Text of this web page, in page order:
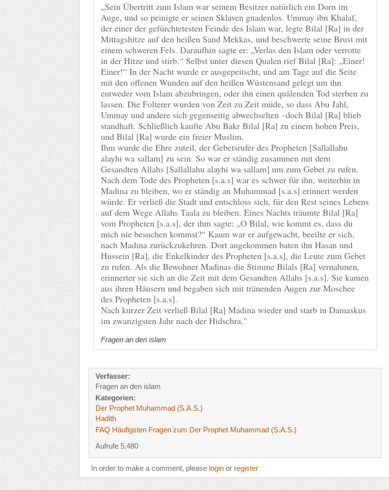
„Sein Übertritt zum Islam war seinem Besitzer natürlich ein Dorn im
Auge, und so peinigte er seinen Sklaven gnadenlos. Ummay ibn Khalaf,
der einer der gefürchtetesten Feinde des Islam war, legte Bilal [Ra] in der
Mittagshitze auf den heißen Sand Mekkas, und beschwerte seine Brust mit
einem schweren Fels. Daraufhin sagte er: „Verlas den Islam oder verrotte
in der Hitze und stirb.“ Selbst unter diesen Qualen rief Bilal [Ra]: „Einer!
Einer!“ In der Nacht wurde er ausgepeitscht, und am Tage auf die Seite
mit den offenen Wunden auf den heißen Wüstensand gelegt um ihn
entweder vom Islam abzubringen, oder ihn einen quälenden Tod sterben zu
lassen. Die Folterer wurden von Zeit zu Zeit müde, so dass Abu Jahl,
Ummay und andere sich gegenseitig abwechselten –doch Bilal [Ra] blieb
standhaft. Schließlich kaufte Abu Bakr Bilal [Ra] zu einem hohen Preis,
und Bilal [Ra] wurde ein freier Muslim.
Ihm wurde die Ehre zuteil, der Gebetsrufer des Propheten [Sallallahu
alayhi wa sallam] zu sein. So war er ständig zusammen mit dem
Gesandten Allahs [Sallallahu alayhi wa sallam] um zum Gebet zu rufen.
Nach dem Tode des Propheten [s.a.s] war es schwer für ihn, weiterhin in
Madina zu bleiben, wo er ständig an Muhammad [s.a.s] erinnert werden
würde. Er verließ die Stadt und entschloss sich, für den Rest seines Lebens
auf dem Wege Allahs Taala zu bleiben. Eines Nachts träumte Bilal [Ra]
vom Propheten [s.a.s], der ihm sagte: „O Bilal, wie kommt es, dass du
mich nie besuchen kommst?“ Kaum war er aufgewacht, beeilte er sich,
nach Madina zurückzukehren. Dort angekommen baten ihn Hasan und
Hussein [Ra], die Enkelkinder des Propheten [s.a.s], die Leute zum Gebet
zu rufen. Als die Bewohner Madinas die Stimme Bilals [Ra] vernahmen,
erinnerter sie sich an die Zeit mit dem Gesandten Allahs [s.a.s]. Sie kamen
aus ihren Häusern und begaben sich mit tränenden Augen zur Moschee
des Propheten [s.a.s].
Nach kurzer Zeit verließ Bilal [Ra] Madina wieder und starb in Damaskus
im zwanzigsten Jahr nach der Hidschra."
Fragen an den islam
Verfasser:
Fragen an den islam
Kategorien:
Der Prophet Muhammad (S.A.S.)
Hadith
FAQ Häufigsten Fragen zum Der Prophet Muhammad (S.A.S.)
Aufrufe 5.480
In order to make a comment, please login or register